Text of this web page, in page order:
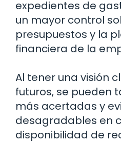
expedientes de
un mayor control
presupuestos y la
financiera de la
Al tener una visión
futuros, se pueden
más acertadas y
desagradables en
disponibilidad de